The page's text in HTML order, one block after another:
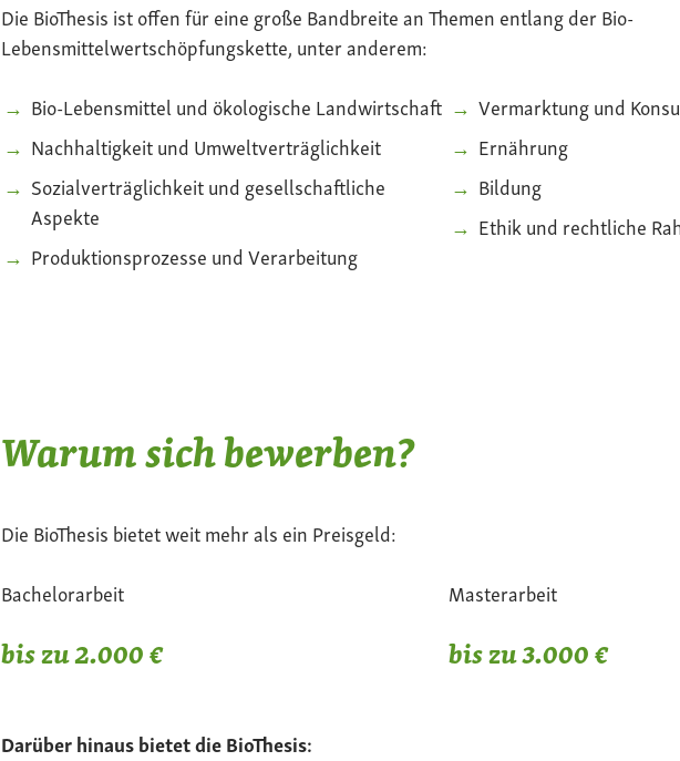
Die BioThesis ist offen für eine große Bandbreite an Themen entlang der Bio-
Lebensmittelwertschöpfungskette, unter anderem:
Bio-Lebensmittel und ökologische Landwirtschaft
Nachhaltigkeit und Umweltverträglichkeit
Sozialverträglichkeit und gesellschaftliche
Aspekte
Produktionsprozesse und Verarbeitung
Vermarktung und
Ernährung
Bildung
Ethik und rechtliche
Warum sich bewerben?
Die BioThesis bietet weit mehr als ein Preisgeld:
Bachelorarbeit
bis zu 2.000 €
Masterarbeit
bis zu 3.000 €
Darüber hinaus bietet die BioThesis: